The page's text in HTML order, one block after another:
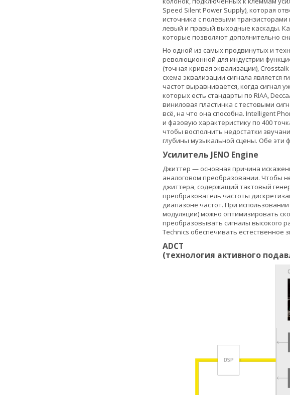
Speed Silent Power Supply), которая
источника с полевыми
левый и правый выходные каскады.
которые позволяют дополнительно
Но одной из самых продвинутых и
революционной для индустрии
(точная кривая эквализации),
схема эквализации сигнала является
частот выравнивается, когда сигнал
которых есть стандарты по RIAA,
виниловая пластинка с тестовыми
всё, на что она способна. Intelligent
и фазовую характеристику по 400
чтобы восполнить недостатки
глубины музыкальной сцены. Обе эти
Усилитель JENO Engine
Джиттер — основная причина
аналоговом преобразовании. Чтобы
джиттера, содержащий тактовый
преобразователь частоты
диапазоне частот. При
модуляции) можно оптимизировать
преобразовывать сигналы высокого
Technics обеспечивать
ADCT
(технология активного